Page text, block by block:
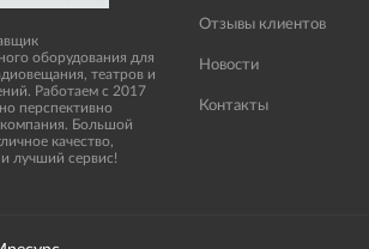
оборудования для
театров и
Работаем с 2017
перспективно
Большой
качество,
лучший сервис!
Отзывы клиентов
Новости
Контакты